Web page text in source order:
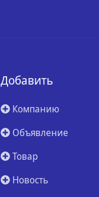
Добавить
Компанию
Объявление
Товар
Новость